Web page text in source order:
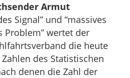
Armut
Signal” und “massives
Problem” wertet der
die heute
des Statistischen
denen die Zahl der